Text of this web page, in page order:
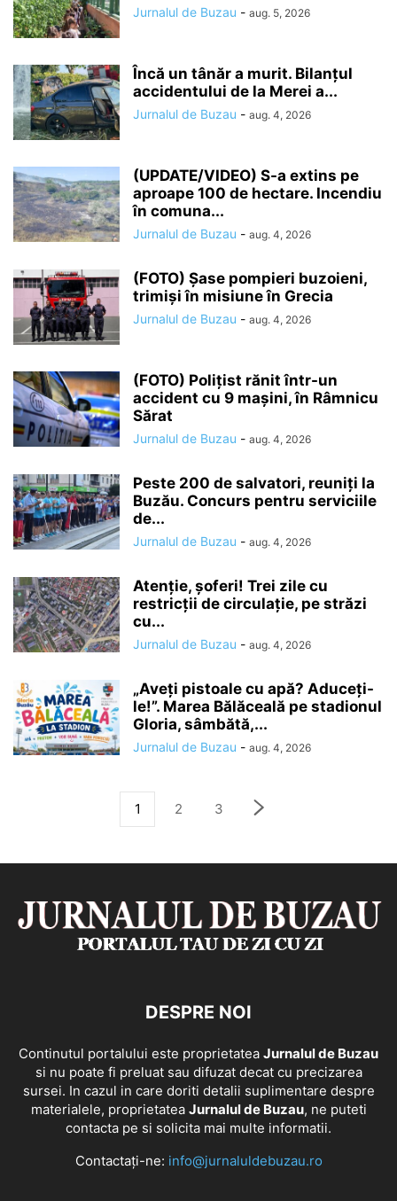
Jurnalul de Buzau - aug. 5, 2026
Încă un tânăr a murit. Bilanțul
accidentului de la Merei a...
Jurnalul de Buzau - aug. 4, 2026
(UPDATE/VIDEO) S-a extins pe
aproape 100 de hectare. Incendiu
în comuna...
Jurnalul de Buzau - aug. 4, 2026
(FOTO) Șase pompieri buzoieni,
trimiși în misiune în Grecia
Jurnalul de Buzau - aug. 4, 2026
(FOTO) Polițist rănit într-un
accident cu 9 mașini, în Râmnicu
Sărat
Jurnalul de Buzau - aug. 4, 2026
Peste 200 de salvatori, reuniți la
Buzău. Concurs pentru serviciile
de...
Jurnalul de Buzau - aug. 4, 2026
Atenție, șoferi! Trei zile cu
restricții de circulație, pe străzi
cu...
Jurnalul de Buzau - aug. 4, 2026
„Aveți pistoale cu apă? Aduceți-
le!”. Marea Bălăceală pe stadionul
Gloria, sâmbătă,...
Jurnalul de Buzau - aug. 4, 2026
1 2 3
DESPRE NOI
Continutul portalului este proprietatea Jurnalul de Buzau
si nu poate fi preluat sau difuzat decat cu precizarea
sursei. In cazul in care doriti detalii suplimentare despre
materialele, proprietatea Jurnalul de Buzau, ne puteti
contacta pe si solicita mai multe informatii.
Contactați-ne: info@jurnaluldebuzau.ro